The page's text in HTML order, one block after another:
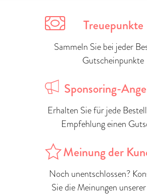
Treuepunkte
Sammeln Sie bei jeder
Gutscheinpunkte
Sponsoring-
Erhalten Sie für jede
Empfehlung einen
Meinung der
Noch unentschlossen?
Sie die Meinungen